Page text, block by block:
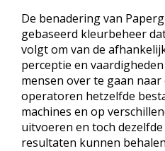
De benadering van
gebaseerd kleurbeheer
volgt om van de
perceptie en
mensen over te gaan
operatoren hetzelfde
machines en op
uitvoeren en toch
resultaten kunnen